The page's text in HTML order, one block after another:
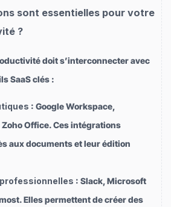
sont essentielles pour votre
?
doit s’interconnecter avec
SaaS clés :
: Google Workspace,
Office. Ces intégrations
aux documents et leur édition
: Slack, Microsoft
Elles permettent de créer des